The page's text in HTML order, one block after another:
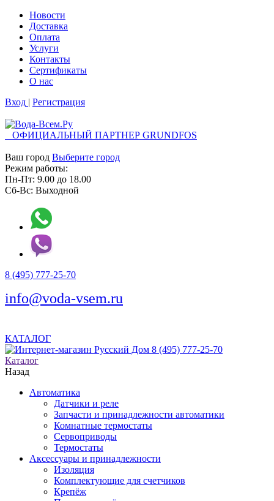
Новости
Доставка
Оплата
Услуги
Контакты
Cертификаты
О нас
Вход | Регистрация
ОФИЦИАЛЬНЫЙ ПАРТНЕР GRUNDFOS
Ваш город Выберите город
Режим работы:
Пн-Пт: 9.00 до 18.00
Сб-Вс: Выходной
8 (495) 777-25-70
info@voda-vsem.ru
КАТАЛОГ
8 (495) 777-25-70
Каталог
Назад
Автоматика
Датчики и реле
Запчасти и принадлежности автоматики
Комнатные термостаты
Сервоприводы
Термостаты
Аксессуары и принадлежности
Изоляция
Комплектующие для счетчиков
Крепёж